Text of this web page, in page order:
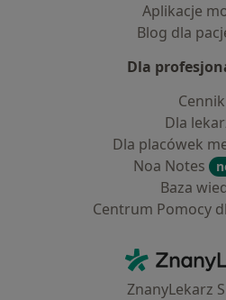
Aplikacje
Blog dla
Dla
Cennik
Dla
Dla placówek
Noa Notes
Baza
Centrum Pomocy
ZnanyLekarz